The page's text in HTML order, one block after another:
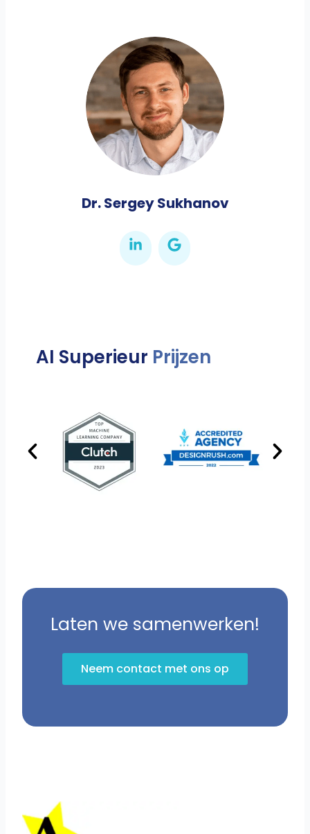
Dr. Sergey Sukhanov
AI Superieur Prijzen
Laten we samenwerken!
Neem contact met ons op